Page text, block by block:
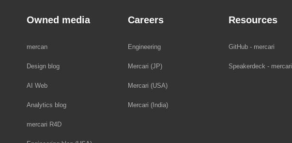
Owned media
mercan
Design blog
AI Web
Analytics blog
mercari R4D
Careers
Engineering
Mercari (JP)
Mercari (USA)
Mercari (India)
Resources
GitHub - mercari
Speakerdeck - mercari